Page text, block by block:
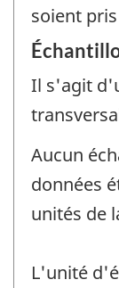
soient
Il s'agit
Aucun
données
unités de
L'unité